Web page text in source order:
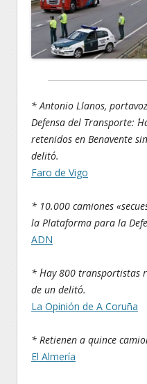
* Antonio Llanos,
Defensa del Transporte:
retenidos en Benavente
delito´.
Faro de Vigo
* 10.000 camiones
la Plataforma para la
ADN
* ´Hay 800 transportistas
de un delito´.
La Opinión de A Coruña
* Retienen a quince
El Almería